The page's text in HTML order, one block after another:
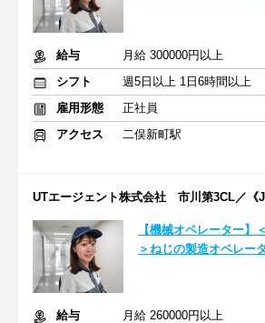
給与
月給 300000円以上
シフト
週5日以上 1日6時間以上
雇用形態
正社員
アクセス
二俣新町駅
UTエージェント株式会社 市川第3CL／《
【機械オペレーター】
＞ねじの製造オペレー
給与
月給 260000円以上